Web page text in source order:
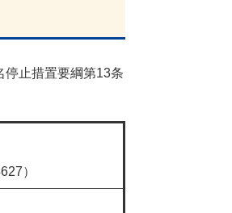
止措置要綱第13条
）